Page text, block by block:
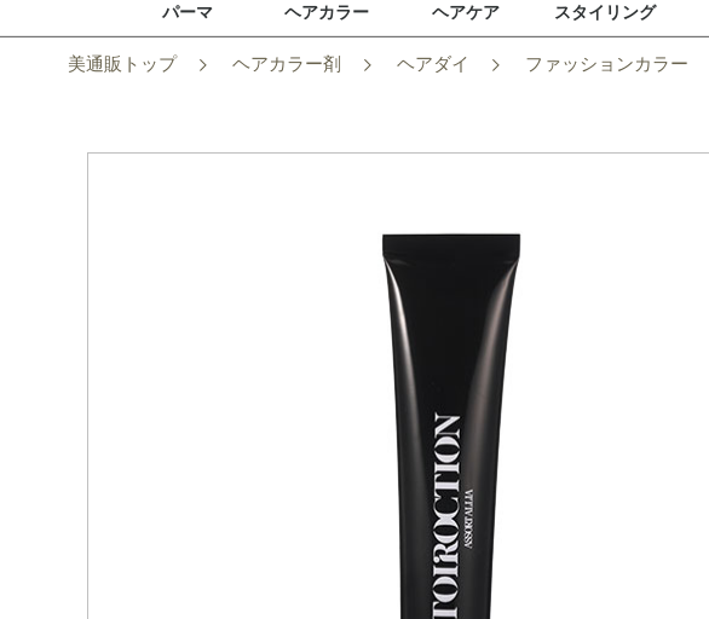
パーマ ヘアカラー ヘアケア スタイリング
美通販トップ ヘアカラー剤 ヘアダイ ファッションカラー